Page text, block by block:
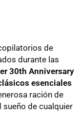
de
durante las
30th Anniversary
esenciales
ración de
de cualquier